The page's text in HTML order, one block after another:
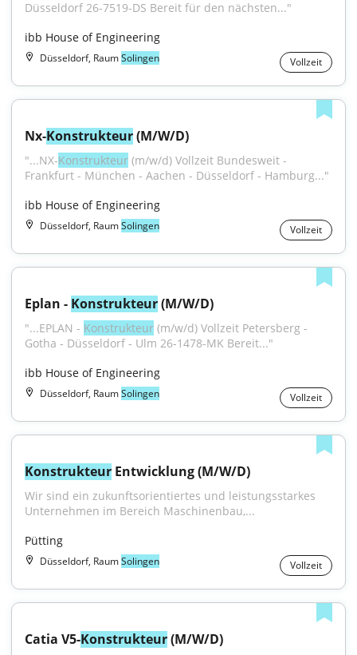
Düsseldorf 26-7519-DS Bereit für den nächsten..."
ibb House of Engineering
Düsseldorf, RaumSolingen Vollzeit
Nx-Konstrukteur (M/W/D)
"...NX-Konstrukteur (m/w/d) Vollzeit Bundesweit -
Frankfurt - München - Aachen - Düsseldorf - Hamburg..."
ibb House of Engineering
Düsseldorf, RaumSolingen Vollzeit
Eplan - Konstrukteur (M/W/D)
"...EPLAN - Konstrukteur (m/w/d) Vollzeit Petersberg -
Gotha - Düsseldorf - Ulm 26-1478-MK Bereit..."
ibb House of Engineering
Düsseldorf, RaumSolingen Vollzeit
Konstrukteur Entwicklung (M/W/D)
Wir sind ein zukunftsorientiertes und leistungsstarkes
Unternehmen im Bereich Maschinenbau,...
Pütting
Düsseldorf, RaumSolingen Vollzeit
Catia V5-Konstrukteur (M/W/D)